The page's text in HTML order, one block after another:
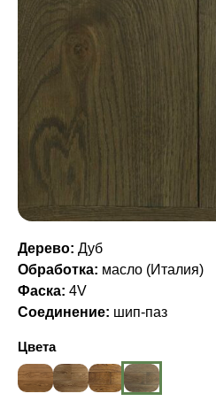
Дерево: Дуб
Обработка: масло (Италия)
Фаска: 4V
Соединение: шип-паз
Цвета